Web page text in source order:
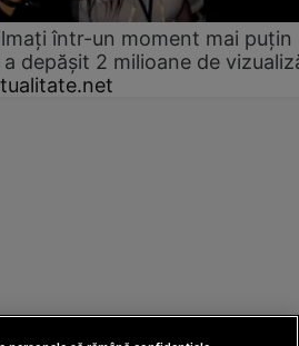
într-un moment mai puțin
depășit 2 milioane de